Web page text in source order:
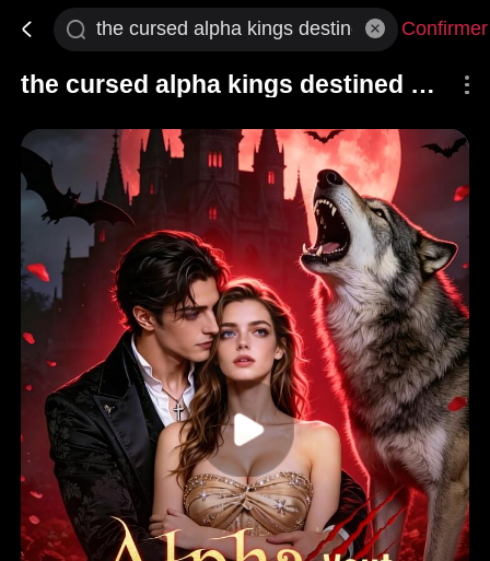
Confirmer
the cursed alpha kings destined mate